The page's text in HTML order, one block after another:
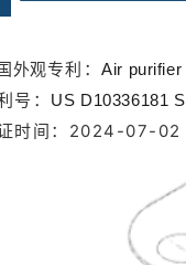
外观专利：Air purifier
号： US D10336181 S
时间：2024-07-02